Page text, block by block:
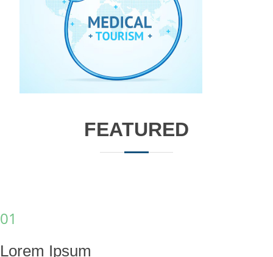
FEATURED
01
Lorem Ipsum